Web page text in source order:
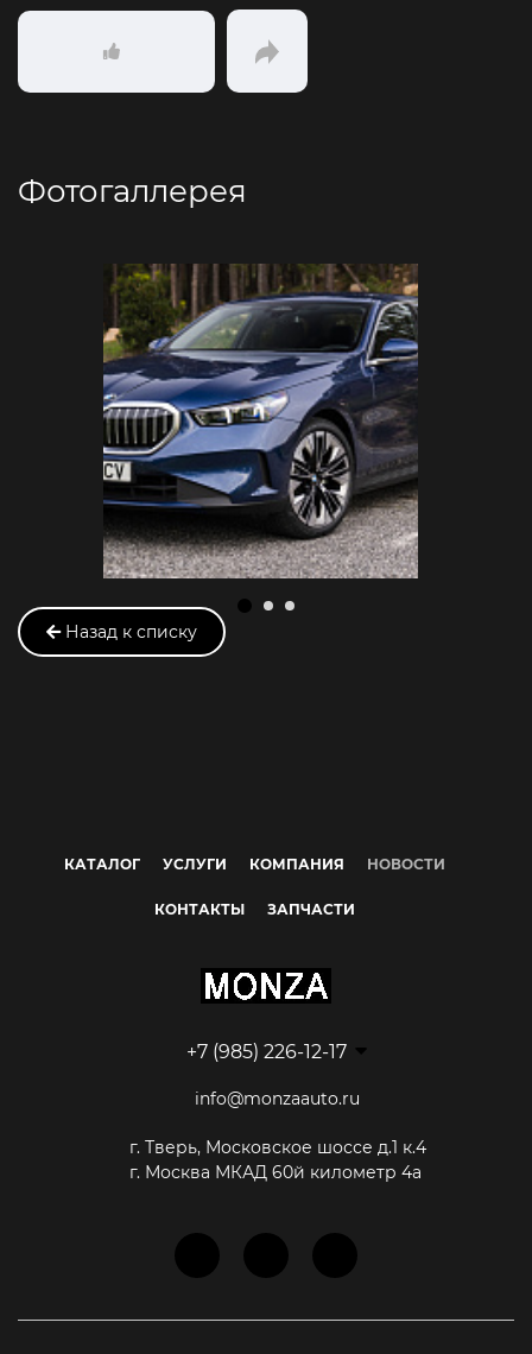
Фотогаллерея
Назад к списку
КАТАЛОГ УСЛУГИ КОМПАНИЯ НОВОСТИ
КОНТАКТЫ ЗАПЧАСТИ
+7 (985) 226-12-17
info@monzaauto.ru
г. Тверь, Московское шоссе д.1 к.4
г. Москва МКАД 60й километр 4а